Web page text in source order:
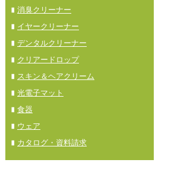
消臭クリーナー
イヤークリーナー
デンタルクリーナー
クリアードロップ
スキン＆ヘアクリーム
光電子マット
食器
ウェア
カタログ・資料請求